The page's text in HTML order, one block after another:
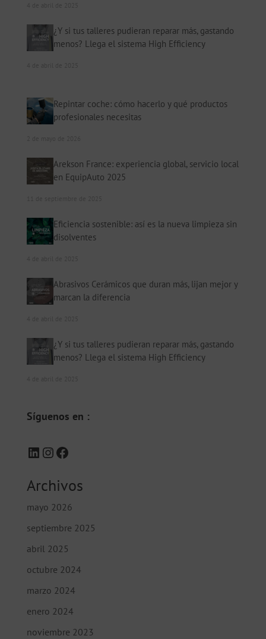
¿Y si tus talleres pudieran reparar más, gastando
menos? Llega el sistema High Efficiency
Repintar coche: cómo hacerlo y qué productos
profesionales necesitas
Arekson France: experiencia global, servicio local
en EquipAuto 2025
Eficiencia sostenible: así es la nueva limpieza sin
disolventes
Abrasivos Cerámicos que duran más, lijan mejor y
marcan la diferencia
¿Y si tus talleres pudieran reparar más, gastando
menos? Llega el sistema High Efficiency
Síguenos en :
LinkedIn
Instagram
Facebook
Archivos
mayo 2026
septiembre 2025
abril 2025
octubre 2024
marzo 2024
enero 2024
noviembre 2023